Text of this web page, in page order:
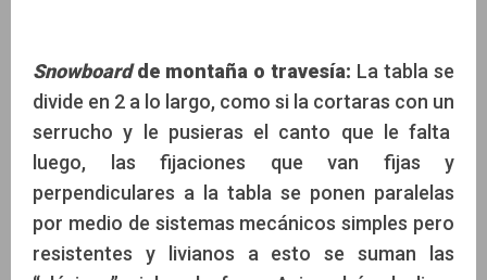
Snowboardde montaña o travesía: La tabla se
divide en 2 a lo largo, como si la cortaras con un
serrucho y le pusieras el canto que le falta
luego, las fijaciones que van fijas y
perpendiculares a la tabla se ponen paralelas
por medio de sistemas mecánicos simples pero
resistentes y livianos a esto se suman las